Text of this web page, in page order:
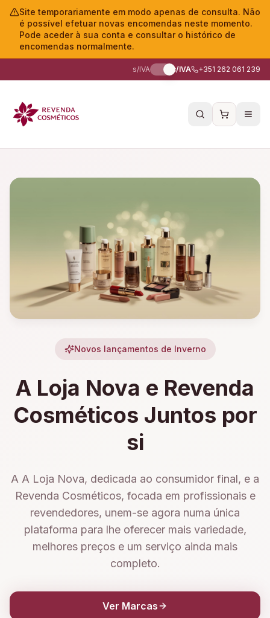
Site temporariamente em modo apenas de consulta. Não
é possível efetuar novas encomendas neste momento.
Pode aceder à sua conta e consultar o histórico de
encomendas normalmente.
s/IVA c/IVA +351 262 061 239
Novos lançamentos de Inverno
A Loja Nova e Revenda
Cosméticos Juntos por
si
A A Loja Nova, dedicada ao consumidor final, e a
Revenda Cosméticos, focada em profissionais e
revendedores, unem-se agora numa única
plataforma para lhe oferecer mais variedade,
melhores preços e um serviço ainda mais
completo.
Ver Marcas